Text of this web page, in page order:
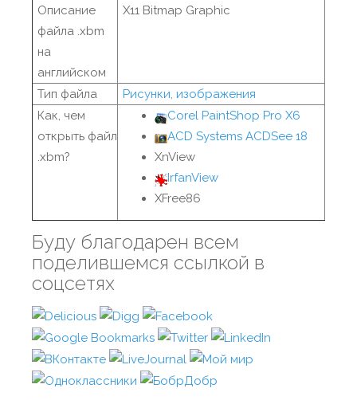
Описание
файла .xbm
на
английском
X11 Bitmap Graphic
Тип файла
Рисунки, изображения
Как, чем
открыть файл
.xbm?
Corel PaintShop Pro X6
ACD Systems ACDSee 18
XnView
IrfanView
XFree86
Буду благодарен всем
поделившемся ссылкой в
соцсетях